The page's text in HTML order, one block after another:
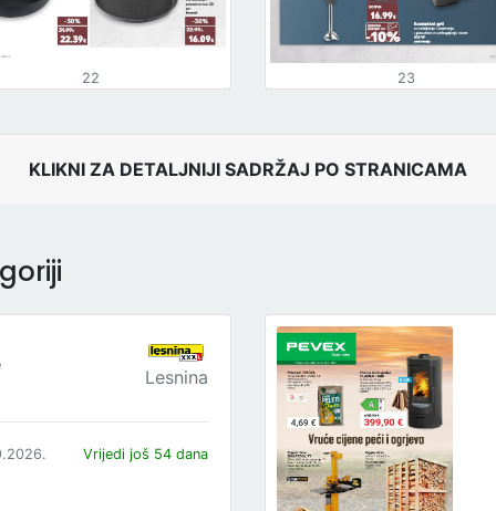
22 23
KLIKNI ZA DETALJNIJI SADRŽAJ PO STRANICAMA
Lesnina
Vrijedi još 54 dana